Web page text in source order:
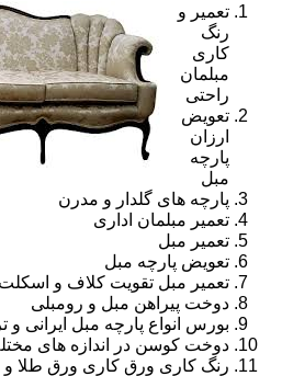
تعمیر و
رنگ
کاری
مبلمان
راحتی
تعویض
ارزان
پارچه
مبل
پارچه های گلدار و مدرن
تعمیر مبلمان اداری
تعمیر مبل
تعویض پارچه مبل
تعمیر مبل تقویت کلاف و
دوخت پیراهن مبل و رومبلی
بورس انواع پارچه مبل ایرانی و
دوخت کوسن در اندازه های
رنگ کاری ورق کاری ورق طلا و